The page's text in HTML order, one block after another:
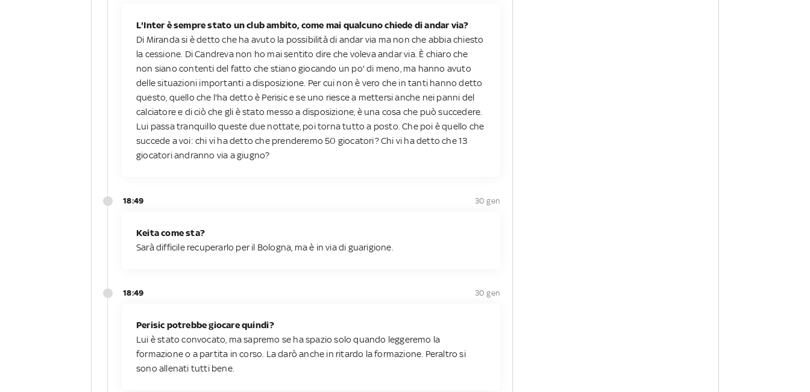
L'Inter è sempre stato un club ambito, come mai qualcuno chiede di andar via?
Di Miranda si è detto che ha avuto la possibilità di andar via ma non che abbia chiesto
la cessione. Di Candreva non ho mai sentito dire che voleva andar via. È chiaro che
non siano contenti del fatto che stiano giocando un po' di meno, ma hanno avuto
delle situazioni importanti a disposizione. Per cui non è vero che in tanti hanno detto
questo, quello che l'ha detto è Perisic e se uno riesce a mettersi anche nei panni del
calciatore e di ciò che gli è stato messo a disposizione, è una cosa che può succedere.
Lui passa tranquillo queste due nottate, poi torna tutto a posto. Che poi è quello che
succede a voi: chi vi ha detto che prenderemo 50 giocatori? Chi vi ha detto che 13
giocatori andranno via a giugno?
18:49 30 gen
Keita come sta?
Sarà difficile recuperarlo per il Bologna, ma è in via di guarigione.
18:49 30 gen
Perisic potrebbe giocare quindi?
Lui è stato convocato, ma sapremo se ha spazio solo quando leggeremo la
formazione o a partita in corso. La darò anche in ritardo la formazione. Peraltro si
sono allenati tutti bene.